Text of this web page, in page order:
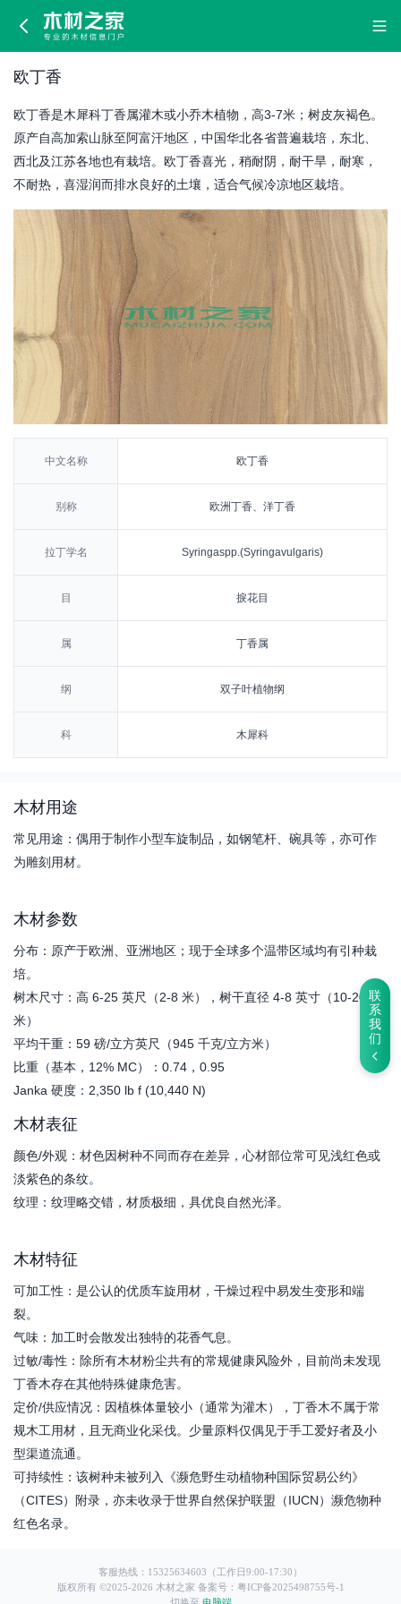
联
系
我
们
欧
丁
欧丁香
欧丁香是木犀科丁香属灌木或小乔木植物，高3-7米；树皮灰褐色。
原产自高加索山脉至阿富汗地区，中国华北各省普遍栽培，东北、
西北及江苏各地也有栽培。欧丁香喜光，稍耐阴，耐干旱，耐寒，
不耐热，喜湿润而排水良好的土壤，适合气候冷凉地区栽培。
中文名称 欧丁香
别称 欧洲丁香、洋丁香
拉丁学名 Syringaspp.(Syringavulgaris)
目 捩花目
属 丁香属
纲 双子叶植物纲
科 木犀科
木材用途
常见用途：偶用于制作小型车旋制品，如钢笔杆、碗具等，亦可作
为雕刻用材。
木材参数
分布：原产于欧洲、亚洲地区；现于全球多个温带区域均有引种栽
培。
树木尺寸：高 6-25 英尺（2-8 米），树干直径 4-8 英寸（10-20 厘
米）
平均干重：59 磅/立方英尺（945 千克/立方米）
比重（基本，12% MC）：0.74，0.95
Janka 硬度：2,350 lb f (10,440 N)
木材表征
颜色/外观：材色因树种不同而存在差异，心材部位常可见浅红色或
淡紫色的条纹。
纹理：纹理略交错，材质极细，具优良自然光泽。
木材特征
可加工性：是公认的优质车旋用材，干燥过程中易发生变形和端
裂。
气味：加工时会散发出独特的花香气息。
过敏/毒性：除所有木材粉尘共有的常规健康风险外，目前尚未发现
丁香木存在其他特殊健康危害。
定价/供应情况：因植株体量较小（通常为灌木），丁香木不属于常
规木工用材，且无商业化采伐。少量原料仅偶见于手工爱好者及小
型渠道流通。
可持续性：该树种未被列入《濒危野生动植物种国际贸易公约》
（CITES）附录，亦未收录于世界自然保护联盟（IUCN）濒危物种
红色名录。
客服热线：15325634603（工作日9:00-17:30）
版权所有 ©2025-2026 木材之家 备案号：粤ICP备2025498755号-1